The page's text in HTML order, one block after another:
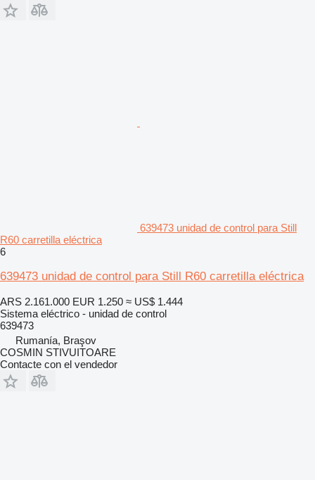
639473 unidad de control para Still
R60 carretilla eléctrica
6
639473 unidad de control para Still R60 carretilla eléctrica
ARS 2.161.000 EUR 1.250 ≈ US$ 1.444
Sistema eléctrico - unidad de control
639473
Rumanía, Braşov
COSMIN STIVUITOARE
Contacte con el vendedor